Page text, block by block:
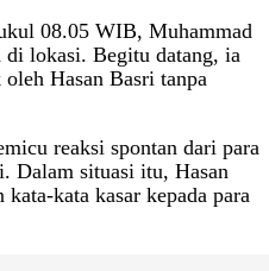
08.05 WIB, Muhammad
di lokasi. Begitu datang, ia
Hasan Basri tanpa
reaksi spontan dari para
Dalam situasi itu, Hasan
kata kasar kepada para